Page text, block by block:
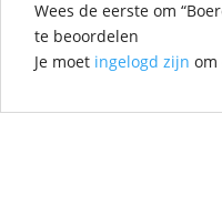
Wees de eerste om
te beoordelen
Je moet ingelogd zijn om